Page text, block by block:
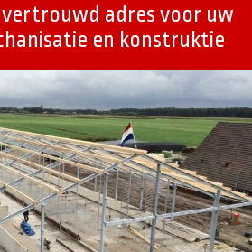
vertrouwd adres voor uw
en konstruktie